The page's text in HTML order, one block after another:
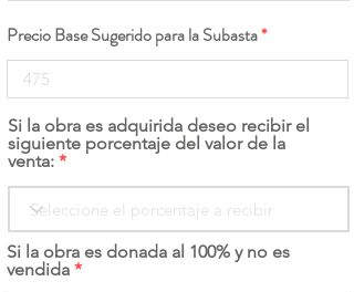
Precio Base Sugerido para la Subasta
Si la obra es adquirida deseo recibir el
siguiente porcentaje del valor de la
venta:
Si la obra es donada al 100% y no es
vendida